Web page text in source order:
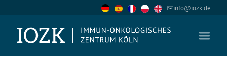
info@iozk.de